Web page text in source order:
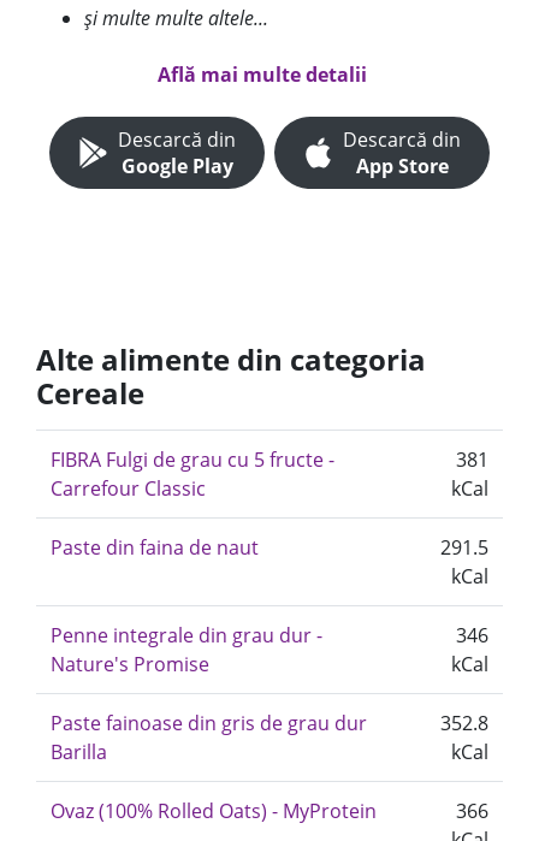
și multe multe altele...
Află mai multe detalii
Descarcă din
Google Play
Descarcă din
App Store
Alte alimente din categoria
Cereale
FIBRA Fulgi de grau cu 5 fructe -
Carrefour Classic
381
kCal
Paste din faina de naut
291.5
kCal
Penne integrale din grau dur -
Nature's Promise
346
kCal
Paste fainoase din gris de grau dur
Barilla
352.8
kCal
Ovaz (100% Rolled Oats) - MyProtein
366